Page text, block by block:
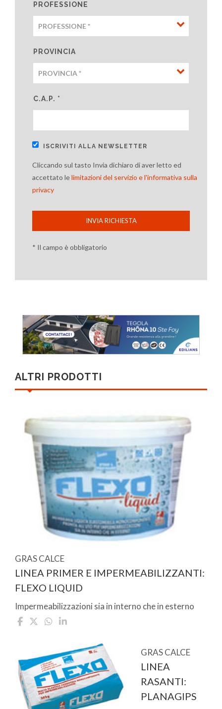
PROFESSIONE
PROVINCIA
C.A.P. *
ISCRIVITI ALLA NEWSLETTER
Cliccando sul tasto Invia dichiaro di aver letto ed
accettato lelimitazioni del servizio e l'informativa sulla
privacy
INVIA RICHIESTA
* Il campo è obbligatorio
ALTRI PRODOTTI
GRAS CALCE
LINEA PRIMER E IMPERMEABILIZZANTI:
FLEXO LIQUID
Impermeabilizzazioni sia in interno che in esterno
GRAS CALCE
LINEA
RASANTI:
PLANAGIPS